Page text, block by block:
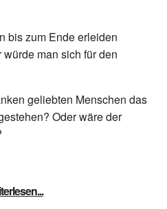
bis zum Ende erleiden
man sich für den
geliebten Menschen das
Oder wäre der